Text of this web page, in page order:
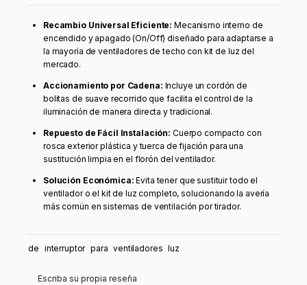
Recambio Universal Eficiente: Mecanismo interno de
encendido y apagado (On/Off) diseñado para adaptarse a
la mayoría de ventiladores de techo con kit de luz del
mercado.
Accionamiento por Cadena: Incluye un cordón de
bolitas de suave recorrido que facilita el control de la
iluminación de manera directa y tradicional.
Repuesto de Fácil Instalación: Cuerpo compacto con
rosca exterior plástica y tuerca de fijación para una
sustitución limpia en el florón del ventilador.
Solución Económica: Evita tener que sustituir todo el
ventilador o el kit de luz completo, solucionando la avería
más común en sistemas de ventilación por tirador.
de interruptor para ventiladores luz
Escriba su propia reseña